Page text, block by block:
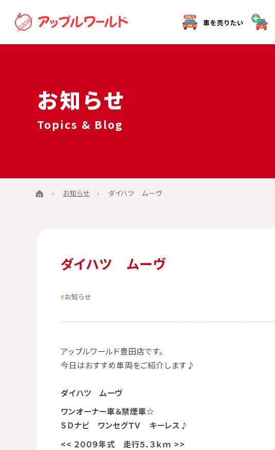
お知らせ
Topics & Blog
お知らせ ダイハツ ムーヴ
ダイハツ ムーヴ
お知らせ
アップルワールド豊田店です。
今日はおすすめ車両をご紹介します♪
ダイハツ ムーヴ
ワンオーナー車＆禁煙車☆
ＳＤナビ ワンセグＴＶ キーレス♪
<< ２００９年式 走行５．３ｋｍ >>